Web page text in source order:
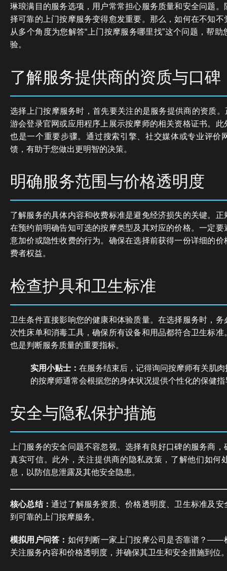
琳琅满目的服务选项，用户常常担心服务质量和安全问题
择可靠的上门按摩服务变得愈发重要。那么，如何在不知
从多个角度为您解答“上门按摩服务哪里找”这个问题，帮
验。
了解服务提供商的资质与口碑
选择上门按摩服务时，首先要关注的是服务提供商的资质
游会登录官网或应用程序上展示按摩师的相关资格证书。
也是一个重要步骤。通过搜索引擎、社交媒体或专业评价
馈，有助于您做出更明智的决策。
明确服务范围与价格透明度
了解服务的具体内容和收费标准是避免经济损失的关键。
在预约前明确告知可选的按摩类型及其对应的价格。一定
意加价或隐性收费的行为。确保在选择前获得一份详细的
费者权益。
检查护具和卫生标准
卫生条件直接影响您的健康和体验质量。在选择服务时，
次性床单和消毒工具，确保所有设备和用品都符合卫生标
也是判断服务质量的重要指标。
实用小贴士： 在服务结束后，记得询问按摩师有关肌
的按摩师通常会根据您的身体状况提供个性化的保健指
安全与隐私保护措施
上门服务的安全问题不容忽视。选择有良好口碑的服务商
真实可信。此外，关注提供商的隐私政策，了解他们如何
息，以防信息泄露及其他安全隐患。
核心总结：通过了解服务资质、价格透明度、卫生标准及
到可靠的上门按摩服务。
模拟用户问答： 如何判断一家上门按摩公司是否靠谱？——
关注服务内容和价格透明度，并确保其卫生和安全措施到位